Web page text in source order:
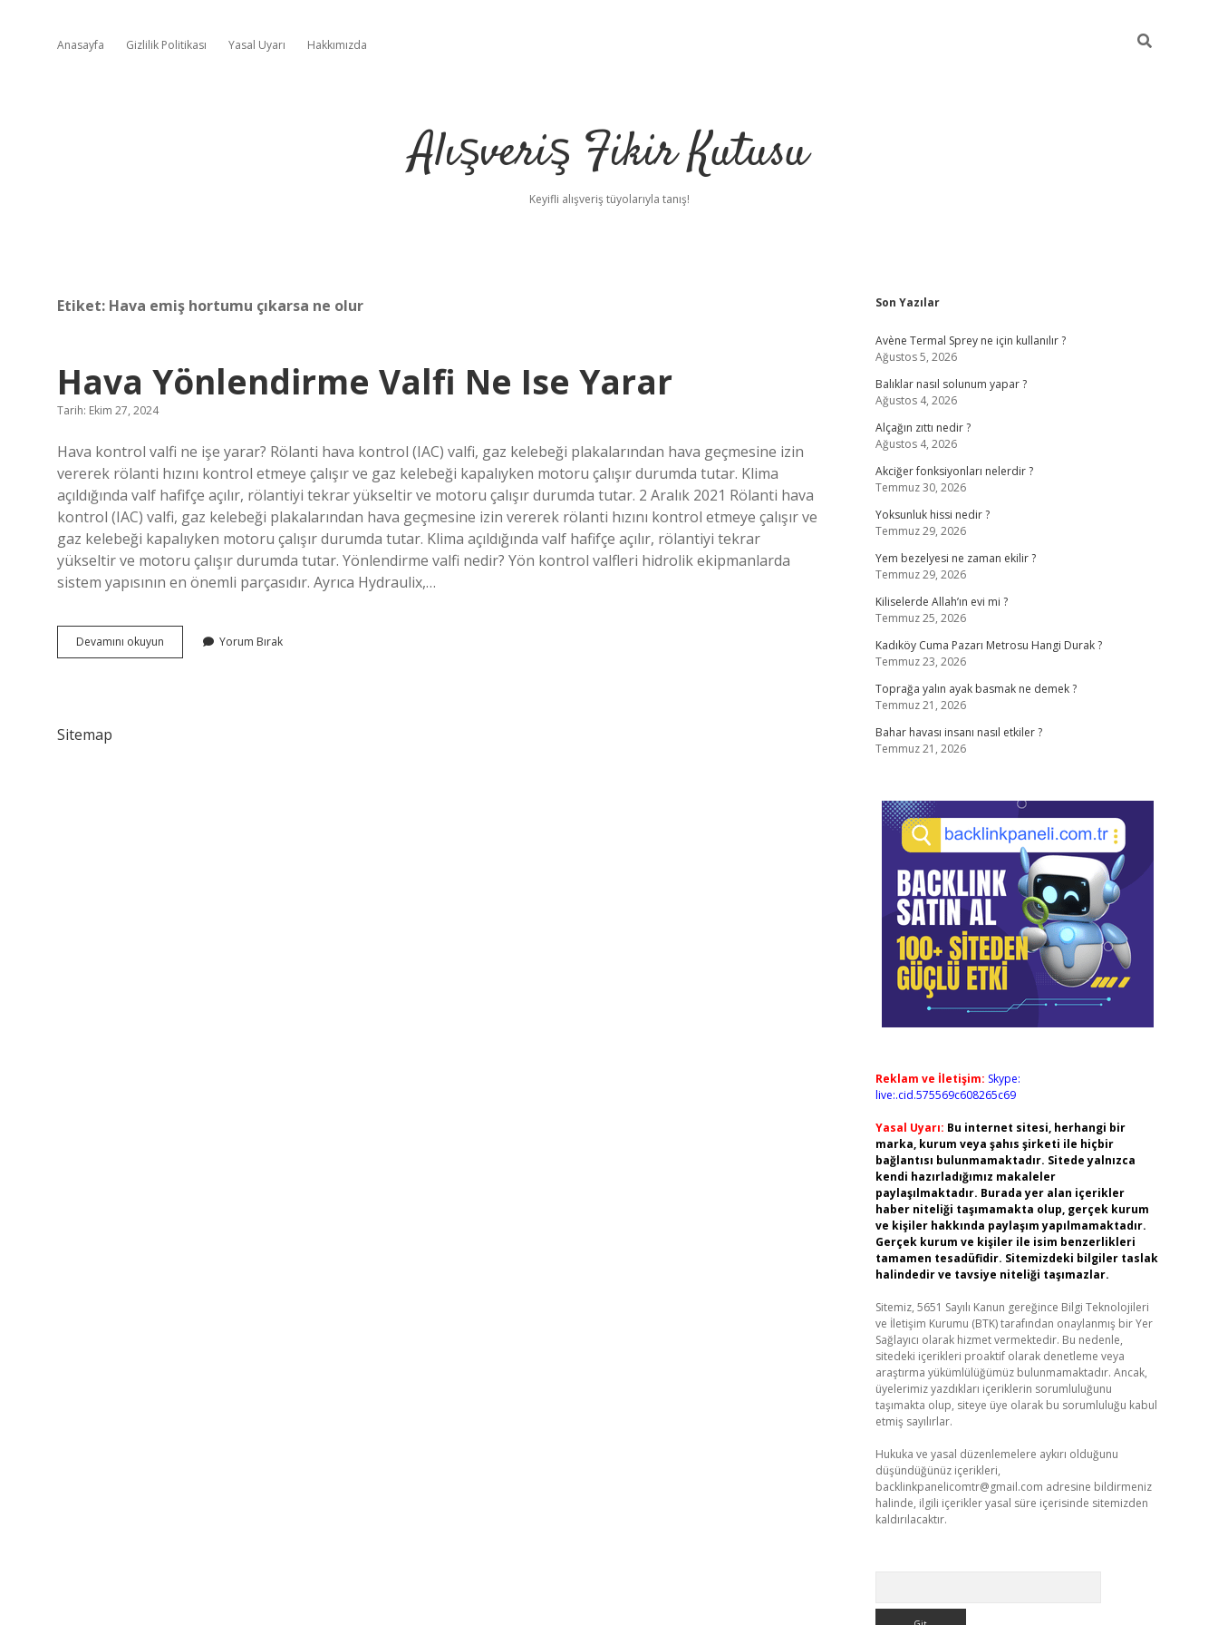
Anasayfa Gizlilik Politikası Yasal Uyarı Hakkımızda
Alışveriş Fikir Kutusu
Keyifli alışveriş tüyolarıyla tanış!
Etiket: Hava emiş hortumu çıkarsa ne olur
Hava Yönlendirme Valfi Ne Ise Yarar
Tarih: Ekim 27, 2024
Hava kontrol valfi ne işe yarar? Rölanti hava kontrol (IAC) valfi, gaz kelebeği plakalarından hava geçmesine izin
vererek rölanti hızını kontrol etmeye çalışır ve gaz kelebeği kapalıyken motoru çalışır durumda tutar. Klima
açıldığında valf hafifçe açılır, rölantiyi tekrar yükseltir ve motoru çalışır durumda tutar. 2 Aralık 2021 Rölanti hava
kontrol (IAC) valfi, gaz kelebeği plakalarından hava geçmesine izin vererek rölanti hızını kontrol etmeye çalışır ve
gaz kelebeği kapalıyken motoru çalışır durumda tutar. Klima açıldığında valf hafifçe açılır, rölantiyi tekrar
yükseltir ve motoru çalışır durumda tutar. Yönlendirme valfi nedir? Yön kontrol valfleri hidrolik ekipmanlarda
sistem yapısının en önemli parçasıdır. Ayrıca Hydraulix,…
Devamını okuyun
Yönlendirme
Yorum Bırak
Sitemap
Sidebar
Son Yazılar
Avène Termal Sprey ne için kullanılır ?
Ağustos 5, 2026
Balıklar nasıl solunum yapar ?
Ağustos 4, 2026
Alçağın zıttı nedir ?
Ağustos 4, 2026
Akciğer fonksiyonları nelerdir ?
Temmuz 30, 2026
Yoksunluk hissi nedir ?
Temmuz 29, 2026
Yem bezelyesi ne zaman ekilir ?
Temmuz 29, 2026
Kiliselerde Allah’ın evi mi ?
Temmuz 25, 2026
Kadıköy Cuma Pazarı Metrosu Hangi Durak ?
Temmuz 23, 2026
Toprağa yalın ayak basmak ne demek ?
Temmuz 21, 2026
Bahar havası insanı nasıl etkiler ?
Temmuz 21, 2026
Reklam ve İletişim: Skype:
live:.cid.575569c608265c69
Yasal Uyarı: Bu internet sitesi, herhangi bir
marka, kurum veya şahıs şirketi ile hiçbir
bağlantısı bulunmamaktadır. Sitede yalnızca
kendi hazırladığımız makaleler
paylaşılmaktadır. Burada yer alan içerikler
haber niteliği taşımamakta olup, gerçek kurum
ve kişiler hakkında paylaşım yapılmamaktadır.
Gerçek kurum ve kişiler ile isim benzerlikleri
tamamen tesadüfidir. Sitemizdeki bilgiler taslak
halindedir ve tavsiye niteliği taşımazlar.
Sitemiz, 5651 Sayılı Kanun gereğince Bilgi Teknolojileri
ve İletişim Kurumu (BTK) tarafından onaylanmış bir Yer
Sağlayıcı olarak hizmet vermektedir. Bu nedenle,
sitedeki içerikleri proaktif olarak denetleme veya
araştırma yükümlülüğümüz bulunmamaktadır. Ancak,
üyelerimiz yazdıkları içeriklerin sorumluluğunu
taşımakta olup, siteye üye olarak bu sorumluluğu kabul
etmiş sayılırlar.
Hukuka ve yasal düzenlemelere aykırı olduğunu
düşündüğünüz içerikleri,
backlinkpanelicomtr@gmail.com adresine bildirmeniz
halinde, ilgili içerikler yasal süre içerisinde sitemizden
kaldırılacaktır.